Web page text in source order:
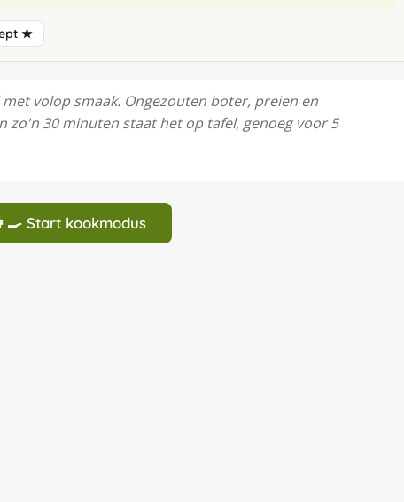
★
volop smaak. Ongezouten boter, preien en
zo'n 30 minuten staat het op tafel, genoeg voor 5
Start kookmodus